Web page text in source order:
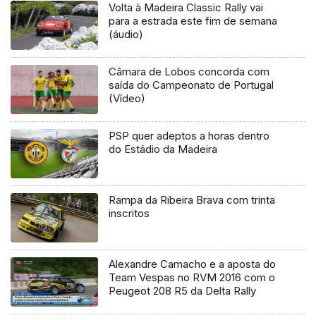
Volta à Madeira Classic Rally vai
para a estrada este fim de semana
(áudio)
Câmara de Lobos concorda com
saída do Campeonato de Portugal
(Vídeo)
PSP quer adeptos a horas dentro
do Estádio da Madeira
Rampa da Ribeira Brava com trinta
inscritos
Alexandre Camacho e a aposta do
Team Vespas no RVM 2016 com o
Peugeot 208 R5 da Delta Rally